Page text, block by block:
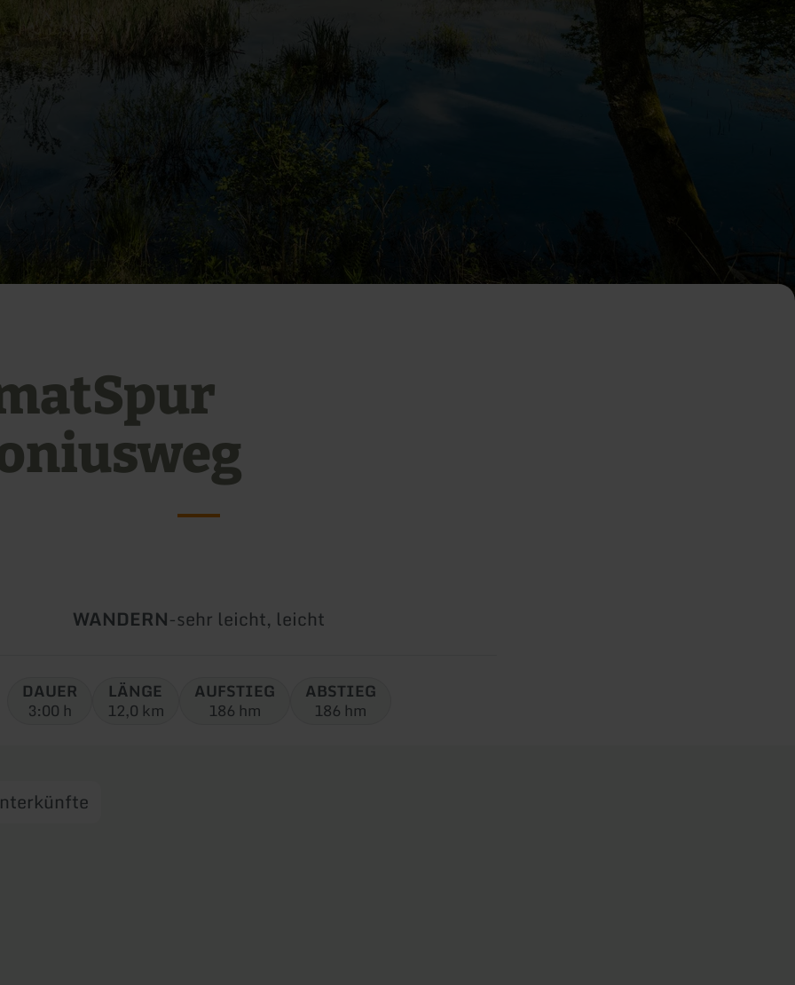
Art
WANDERN-Schwierigkeit:
sehr leicht, leicht
DAUER
3:00 h
LÄNGE
12,0 km
AUFSTIEG
186 hm
ABSTIEG
186 hm